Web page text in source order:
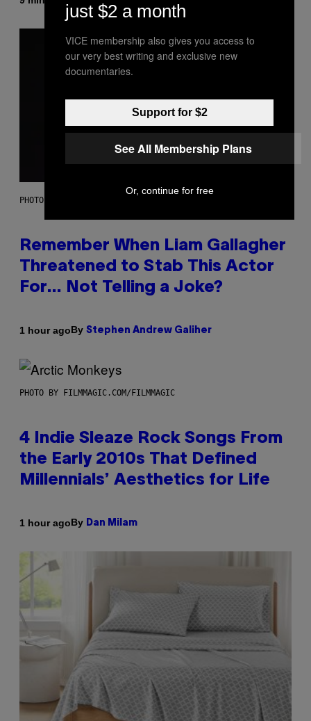
PHOTO BY DAVE SIMPSON/WIREIMAGE/GETTY IMAGES
Remember When Liam Gallagher
Threatened to Stab This Actor
For… Not Telling a Joke?
1 hour agoBy Stephen Andrew Galiher
PHOTO BY FILMMAGIC.COM/FILMMAGIC
4 Indie Sleaze Rock Songs From
the Early 2010s That Defined
Millennials’ Aesthetics for Life
1 hour agoBy Dan Milam
just $2 a month
VICE membership also gives you access to
our very best writing and exclusive new
documentaries.
Support for $2
See All Membership Plans
Or, continue for free